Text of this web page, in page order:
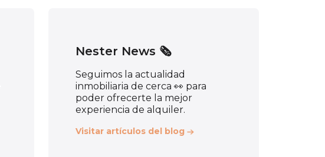
Nester News 🗞️
Seguimos la actualidad
inmobiliaria de cerca 👀 para
poder ofrecerte la mejor
experiencia de alquiler.
Visitar artículos del blog